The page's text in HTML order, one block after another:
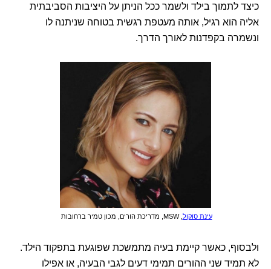
כיצד לתמוך בילד ולשמר ככל הניתן על היציבות הסביבתית
אליה הוא רגיל, אותה מעטפת רגשית בטוחה שניתנה לו
ונשמרה בקפדנות לאורך הדרך.
עינת סוקול , MSW, מדריכת הורים, מכון טמיר ברחובות
ולבסוף, כאשר קיימת בעיה מתמשכת שפוגעת בתפקוד הילד.
לא תמיד שני ההורים תמימי דעים לגבי הבעיה, או אפילו